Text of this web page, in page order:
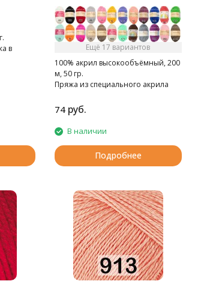
в
Ещё 17 вариантов
100% акрил высокообъёмный, 200
м, 50 гр.
Пряжа из специального акрила
74 руб.
В наличии
Подробнее